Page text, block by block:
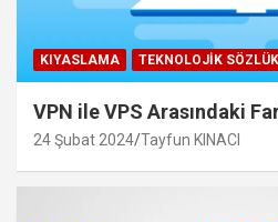
KIYASLAMA TEKNOLOJIK SÖZLÜK
VPN ile VPS Arasındaki
24 Şubat 2024 Tayfun KINACI